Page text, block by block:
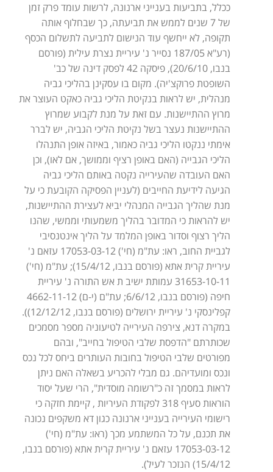
ככלל, בתביעות בענייני ארנונה, לרשות עומד פרק זמן
של 7 שנים לממש את תביעתה, כך שבחלוף אותה
תקופה, לא ייחשף עוד הנישום לתביעה לתשלום הכסף
(רע"א 187/05 נסייר נ' עיריית נצרת עילית (פורסם
בנבו, 20/6/10), פיסקה 42 לפסק דינה של כב'
השופטת פרוקצ'יה). מקום בו עסקינן בהליכי גביה
מנהלית, יש לראות בנקיטת הליכי גביה כאקט העוצר את
מרוץ ההתיישנות. עם זאת על מנת לקבוע שמרוץ
ההתיישנות נעצר בשל נקיטת הליכי הגביה, יש לברר
אימתי ננקטו הליכי גביה כאמור, באיזה אופן התנהלו
הליכי הגבייה (האם באופן רציף וממושך, אם לאו), וכן
האם העובדה שהעירייה נקטה באותם הליכי גביה
הגיעה לידיעת החייבים (לעניין הפסיקה הקובעת כי על
מנת שהליך הגבייה המנהלי יביא לעצירת ההתיישנות,
יש להראות כי המדובר בהליך משמעותי וממשי, שהנו
הליך רצוף וסדור באופן המלמד על הליך אינטנסיבי
לגביית החוב, ראו: עת"מ (חי') 17053-03-12 עזאם נ'
עיריית קרית אתא (פורסם בנבו, 15/4/12); עת"מ (חי')
31653-10-11 עמותת ישיב ת אש התורה נ' עיריית
חיפה (פורסם בנבו, 6/6/12; עת"ם (י-ם) 4662-11-12
קפלינסקי נ' עיריית ירושלים (פורסם בנבו, 12/12/12)).
במקרה דנא, צירפה העירייה לטיעוניה מספר מסמכים
שכותרתם "הדפסת שלבי הטיפול בחייב", ובהם
מפורטים שלבי הטיפול בחובות העותרים ביחס לכל נכס
ונכס ומועדיהם. גם מבלי להכריע בשאלה האם ניתן
לראות במסמך זה כ"רשומה מוסדית", הרי שעל יסוד
הוראות סעיף 318 לפקודת העיריות , קיימת חזקה כי
רישומי העירייה בענייני ארנונה כגון דא משקפים נכונה
את תכנם, על כל המשתמע מכך (ראו: עת"מ (חי')
17053-03-12 עזאם נ' עיריית קרית אתא (פורסם בנבו,
15/4/12) הנזכר לעיל).